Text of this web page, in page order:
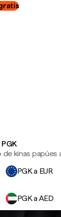
kinas papúes
PGK a EUR
PGK a AED